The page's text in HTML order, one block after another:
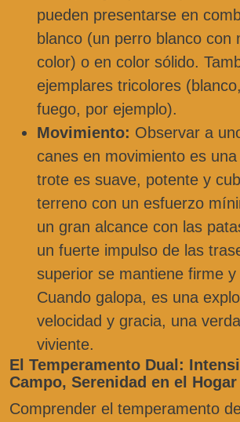
pueden presentarse en
blanco (un perro blanco con
color) o en color sólido.
ejemplares tricolores
fuego, por ejemplo).
Movimiento: Observar a
canes en movimiento es
trote es suave, potente y
terreno con un esfuerzo
un gran alcance con las
un fuerte impulso de las
superior se mantiene firme y
Cuando galopa, es una
velocidad y gracia, una
viviente.
El Temperamento Dual:
Campo, Serenidad en el Hogar
Comprender el temperamento